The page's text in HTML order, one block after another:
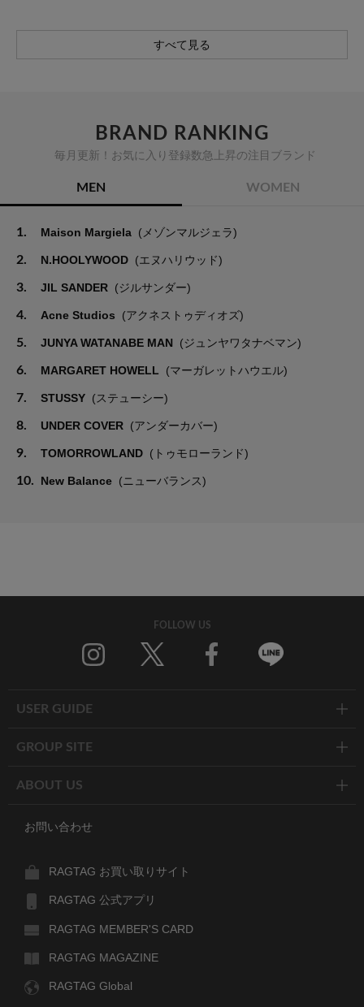
すべて見る
BRAND RANKING
毎月更新！お気に入り登録数急上昇の注目ブランド
MEN WOMEN
1. Maison Margiela (メゾンマルジェラ)
2. N.HOOLYWOOD (エヌハリウッド)
3. JIL SANDER (ジルサンダー)
4. Acne Studios (アクネストゥディオズ)
5. JUNYA WATANABE MAN (ジュンヤワタナベマン)
6. MARGARET HOWELL (マーガレットハウエル)
7. STUSSY (ステューシー)
8. UNDER COVER (アンダーカバー)
9. TOMORROWLAND (トゥモローランド)
10. New Balance (ニューバランス)
FOLLOW US
USER GUIDE
GROUP SITE
ABOUT US
お問い合わせ
RAGTAG お買い取りサイト
RAGTAG 公式アプリ
RAGTAG MEMBER'S CARD
RAGTAG MAGAZINE
RAGTAG Global